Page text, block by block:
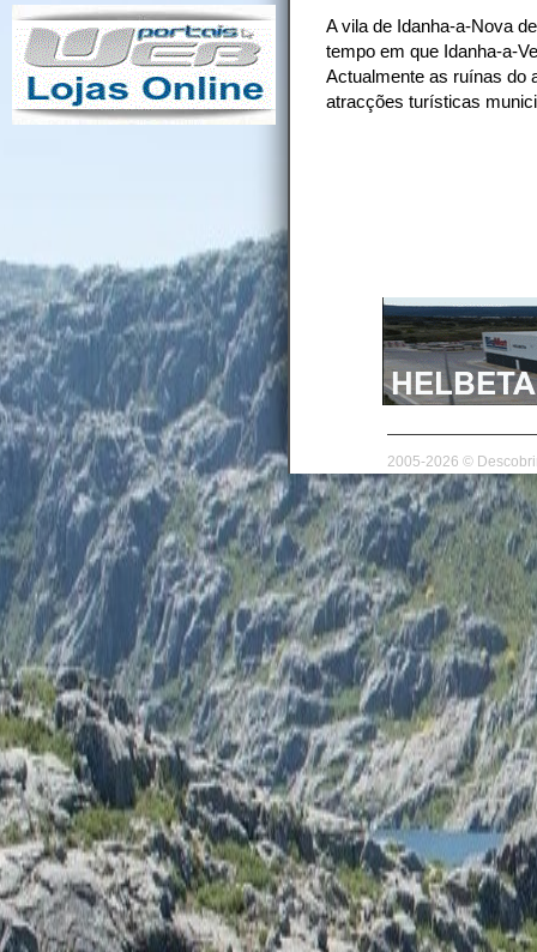
A vila de Idanha-a-Nova
tempo em que Idanha-a-
Actualmente as ruínas do
atracções turísticas
2005-2026 ©